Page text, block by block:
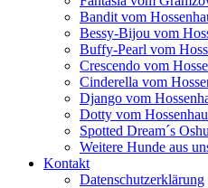
Bandit vom
Bessy-Bijou vom
Buffy-Pearl vom
Crescendo vom
Cinderella vom
Django vom
Dotty vom
Spotted Dream´s
Weitere Hunde aus
Kontakt
Datenschutzerklärung